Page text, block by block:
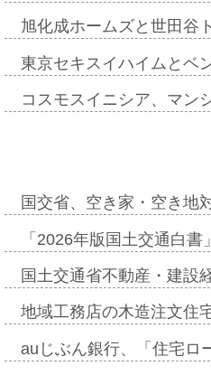
旭化成ホームズと世田谷
東京セキスイハイムとベ
コスモスイニシア、マン
国交省、空き家・空き
「2026年版国土交通白
国土交通省不動産・建設
地域工務店の木造注文住
auじぶん銀行、「住宅ロ